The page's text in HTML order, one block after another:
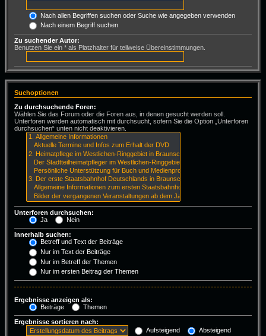
Nach allen Begriffen suchen oder Suche wie angegeben verwenden
Nach einem Begriff suchen
Zu suchender Autor:
Benutzen Sie ein * als Platzhalter für teilweise Übereinstimmungen.
Suchoptionen
Zu durchsuchende Foren:
Wählen Sie das Forum oder die Foren aus, in denen gesucht werden soll.
Unterforen werden automatisch mit durchsucht, sofern Sie die Option „Unterforen
durchsuchen“ unten nicht deaktivieren.
Unterforen durchsuchen:
Ja
Nein
Innerhalb suchen:
Betreff und Text der Beiträge
Nur im Text der Beiträge
Nur im Betreff der Themen
Nur im ersten Beitrag der Themen
Ergebnisse anzeigen als:
Beiträge
Themen
Ergebnisse sortieren nach:
Aufsteigend
Absteigend